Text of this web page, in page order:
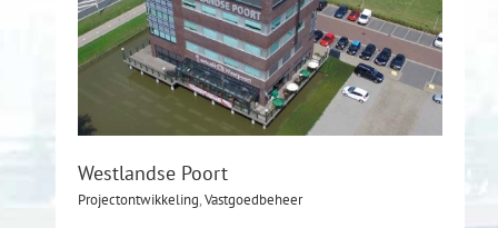
Westlandse Poort
Projectontwikkeling,Vastgoedbeheer